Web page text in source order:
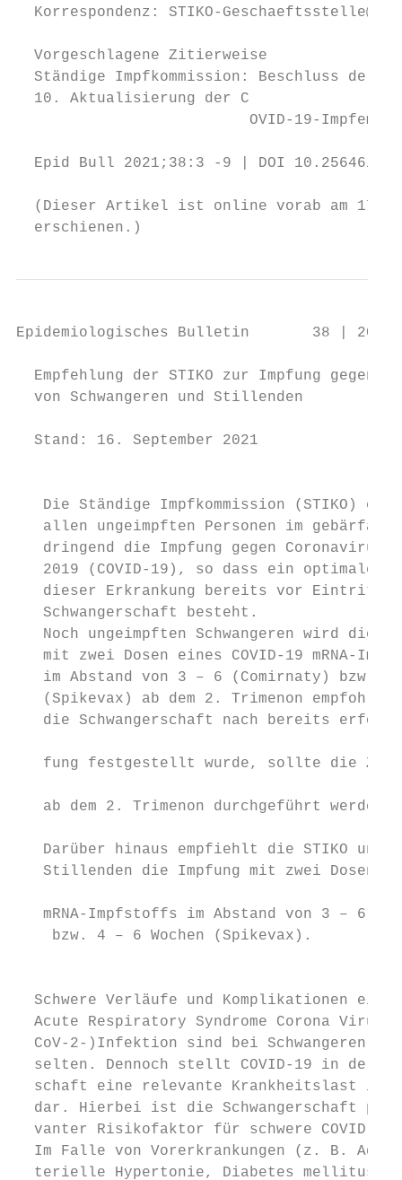
Korrespondenz: STIKO-
  Vorgeschlagene Zitierweise
Ständige Impfkommission: Beschluss der
  10. Aktualisierung der C
OVID-19-
Epid Bull 2021;38:3 -9 | DOI 10.25646/
(Dieser Artikel ist online vorab am 17.
  erschienen.)
Epidemiologisches Bulletin       38 |
Empfehlung der STIKO zur Impfung gegen
  von Schwangeren und Stillenden
  Stand: 16. September 2021
Die Ständige Impfkommission (STIKO)
allen ungeimpften Personen im
dringend die Impfung gegen Coronavirus
2019 (COVID-19), so dass ein optimaler
dieser Erkrankung bereits vor Eintritt
Schwangerschaft besteht.
Noch ungeimpften Schwangeren wird die
mit zwei Dosen eines COVID-19 mRNA-
im Abstand von 3 – 6 (Comirnaty) bzw.
(Spikevax) ab dem 2. Trimenon
die Schwangerschaft nach bereits
fung festgestellt wurde, sollte die
   ab dem 2. Trimenon durchgeführt werden.
Darüber hinaus empfiehlt die STIKO
Stillenden die Impfung mit zwei Dosen
­mRNA-Impfstoffs im Abstand von 3 – 6
bzw. 4 – 6 Wochen (Spikevax).
Schwere Verläufe und Komplikationen
Acute Respiratory Syndrome Corona Virus
CoV-2-)Infektion sind bei Schwangeren
selten. Dennoch stellt COVID-19 in der
schaft eine relevante Krankheitslast in
dar. Hierbei ist die Schwangerschaft
vanter Risikofaktor für schwere COVID-
Im Falle von Vorerkrankungen (z. B.
terielle Hypertonie, Diabetes mellitus)